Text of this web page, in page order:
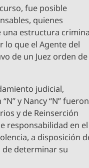
fue posible
quienes
estructura
lo que el Agente del
de un Juez orden de
judicial,
y Nancy “N” fueron
y de Reinserción
responsabilidad en el
a disposición
de determinar su